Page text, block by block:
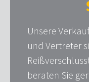
Unsere
und Vertreter
beraten Sie